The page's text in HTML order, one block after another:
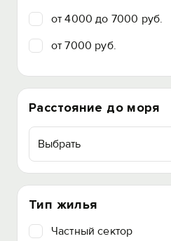
от 4000 до 7000 руб.
от 7000 руб.
Расстояние до моря
Выбрать
Тип жилья
Частный сектор